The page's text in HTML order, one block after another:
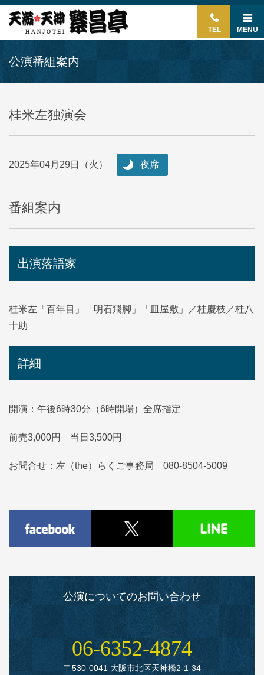
TEL MENU
公演番組案内
桂米左独演会
2025年04月29日（火） 夜席
番組案内
出演落語家
桂米左「百年目」「明石飛脚」「皿屋敷」／桂慶枝／桂八
十助
詳細
開演：午後6時30分（6時開場）全席指定
前売3,000円 当日3,500円
お問合せ：左（the）らくご事務局 080-8504-5009
公演についてのお問い合わせ
06‑6352‑4874
〒530‑0041 大阪市北区天神橋2‑1‑34